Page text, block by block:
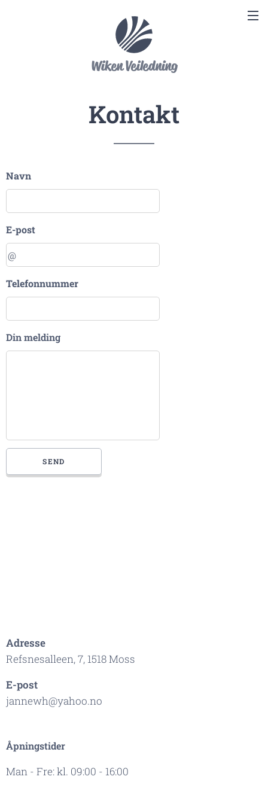
Wiken Veiledning
Kontakt
Navn
E-post
Telefonnummer
Din melding
SEND
Adresse
Refsnesalleen, 7, 1518 Moss
E-post
jannewh@yahoo.no
Åpningstider
Man - Fre: kl. 09:00 - 16:00